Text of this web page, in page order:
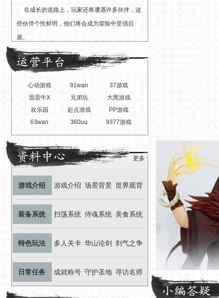
在成长的道路上，玩家还将遭遇许多伙伴，这
些伙伴个性鲜明，他们将会成为冒险中坚强后
盾。
心动游戏 91wan
37游戏
迅雷牛X
兄弟玩
大黑游戏
欢乐园
起点游戏
PP游戏
63wan
360uu 9377游戏
更多
游戏介绍 游戏介绍 场景背景 世界观背
装备系统 扫荡系统 侍魂系统 美食系统
特色玩法 多人关卡 华山论剑 剑气之争
日常任务 成就称号 守护圣地 寻访名师